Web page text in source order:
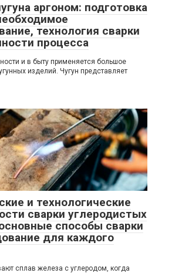
аргоном: подготовка
технология сварки
процесса
и в быту применяется большое
изделий. Чугун представляет
и технологические
сварки углеродистых
способы сварки
для каждого
сплав железа с углеродом, когда